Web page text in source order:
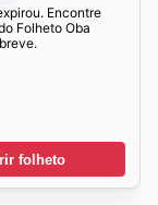
Encontre
Folheto Oba
folheto